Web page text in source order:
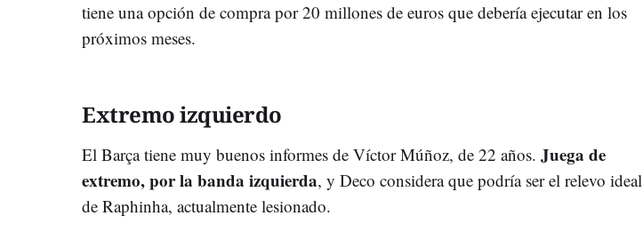
tiene una opción de compra por 20 millones de euros que debería ejecutar en los
próximos meses.
Extremo izquierdo
El Barça tiene muy buenos informes de Víctor Múñoz, de 22 años. Juega de
extremo, por la banda izquierda, y Deco considera que podría ser el relevo ideal
de Raphinha, actualmente lesionado.